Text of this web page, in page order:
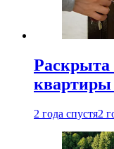
Раскрыта
2 года спустя2